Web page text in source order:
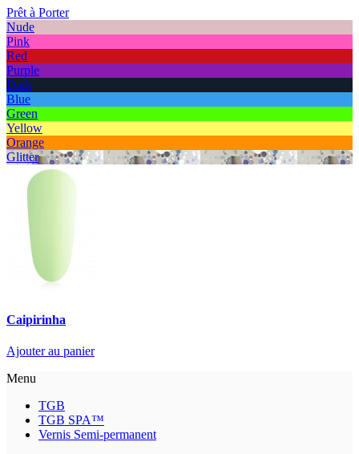
Prêt à Porter
Nude
Pink
Red
Purple
Dark
Blue
Green
Yellow
Orange
Glitter
Caipirinha
Ajouter au panier
Menu
TGB
TGB SPA™
Vernis Semi-permanent